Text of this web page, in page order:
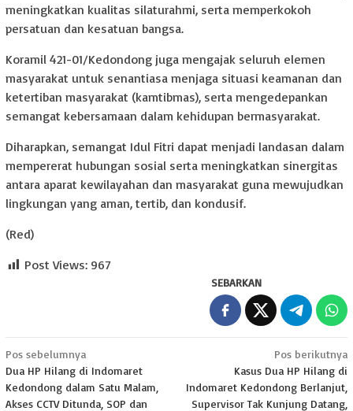
meningkatkan kualitas silaturahmi, serta memperkokoh
persatuan dan kesatuan bangsa.
Koramil 421-01/Kedondong juga mengajak seluruh elemen
masyarakat untuk senantiasa menjaga situasi keamanan dan
ketertiban masyarakat (kamtibmas), serta mengedepankan
semangat kebersamaan dalam kehidupan bermasyarakat.
Diharapkan, semangat Idul Fitri dapat menjadi landasan dalam
mempererat hubungan sosial serta meningkatkan sinergitas
antara aparat kewilayahan dan masyarakat guna mewujudkan
lingkungan yang aman, tertib, dan kondusif.
(Red)
Post Views: 967
SEBARKAN
Navigasi
pos
Pos sebelumnya
Dua HP Hilang di Indomaret
Kedondong dalam Satu Malam,
Akses CCTV Ditunda, SOP dan
Pos berikutnya
Kasus Dua HP Hilang di
Indomaret Kedondong Berlanjut,
Supervisor Tak Kunjung Datang,